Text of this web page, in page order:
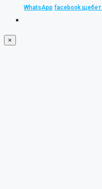
WhatsApp facebook щебет
×